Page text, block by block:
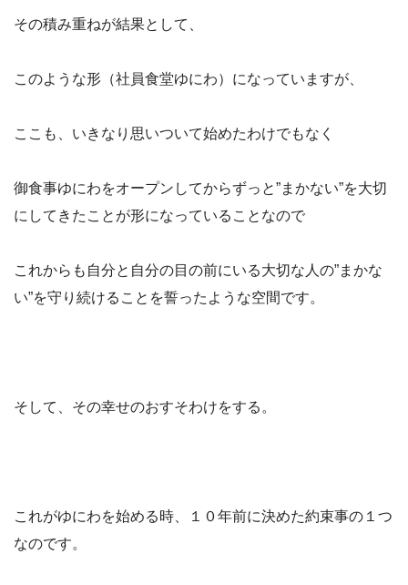
その積み重ねが結果として、
このような形（社員食堂ゆにわ）になっていますが、
ここも、いきなり思いついて始めたわけでもなく
御食事ゆにわをオープンしてからずっと”まかない”を大切
にしてきたことが形になっていることなので
これからも自分と自分の目の前にいる大切な人の”まかな
い”を守り続けることを誓ったような空間です。
そして、その幸せのおすそわけをする。
これがゆにわを始める時、１０年前に決めた約束事の１つ
なのです。